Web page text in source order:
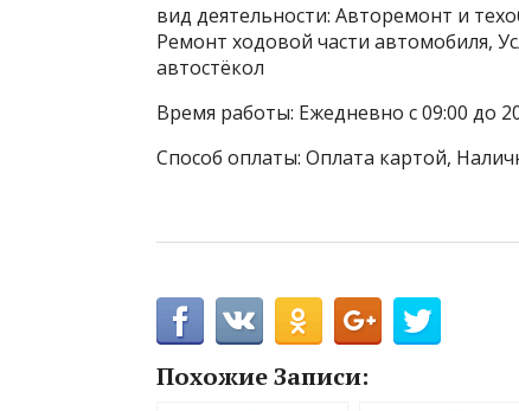
вид деятельности: Авторемонт и
Ремонт ходовой части автомобиля,
автостёкол
Время работы: Ежедневно с 09:00 до
Способ оплаты: Оплата картой,
Похожие Записи: